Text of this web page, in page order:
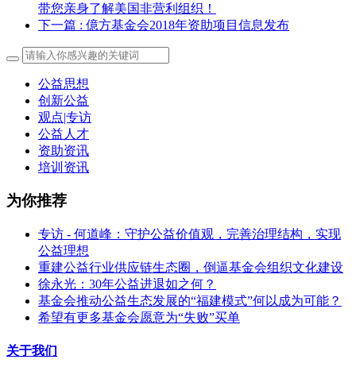
带您亲身了解美国非营利组织！
下一篇 : 億方基金会2018年资助项目信息发布
公益思想
创新公益
观点|专访
公益人才
资助资讯
培训资讯
为你推荐
专访 - 何道峰：守护公益价值观，完善治理结构，实现
公益理想
重建公益行业供应链生态圈，倒逼基金会组织文化建设
徐永光：30年公益进退如之何？
基金会推动公益生态发展的“福建模式”何以成为可能？
希望有更多基金会愿意为“失败”买单
关于我们